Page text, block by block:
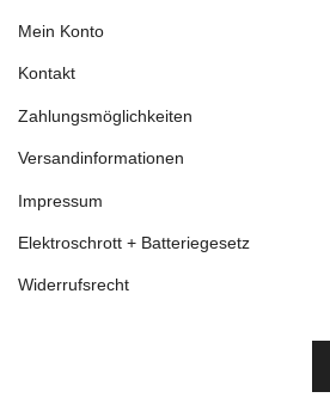
Mein Konto
Kontakt
Zahlungsmöglichkeiten
Versandinformationen
Impressum
Elektroschrott + Batteriegesetz
Widerrufsrecht